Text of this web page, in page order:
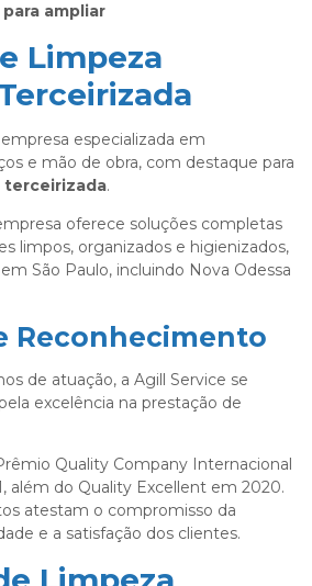
ampliar
Limpeza
especializada em
e mão de obra, com destaque para
terceirizada.
oferece soluções completas
limpos, organizados e higienizados,
São Paulo, incluindo Nova Odessa
Reconhecimento
de atuação, a Agill Service se
excelência na prestação de
Quality Company Internacional
além do Quality Excellent em 2020.
atestam o compromisso da
e a satisfação dos clientes.